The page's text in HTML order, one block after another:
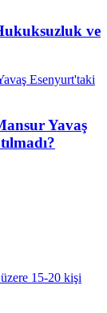
ve
Yavaş